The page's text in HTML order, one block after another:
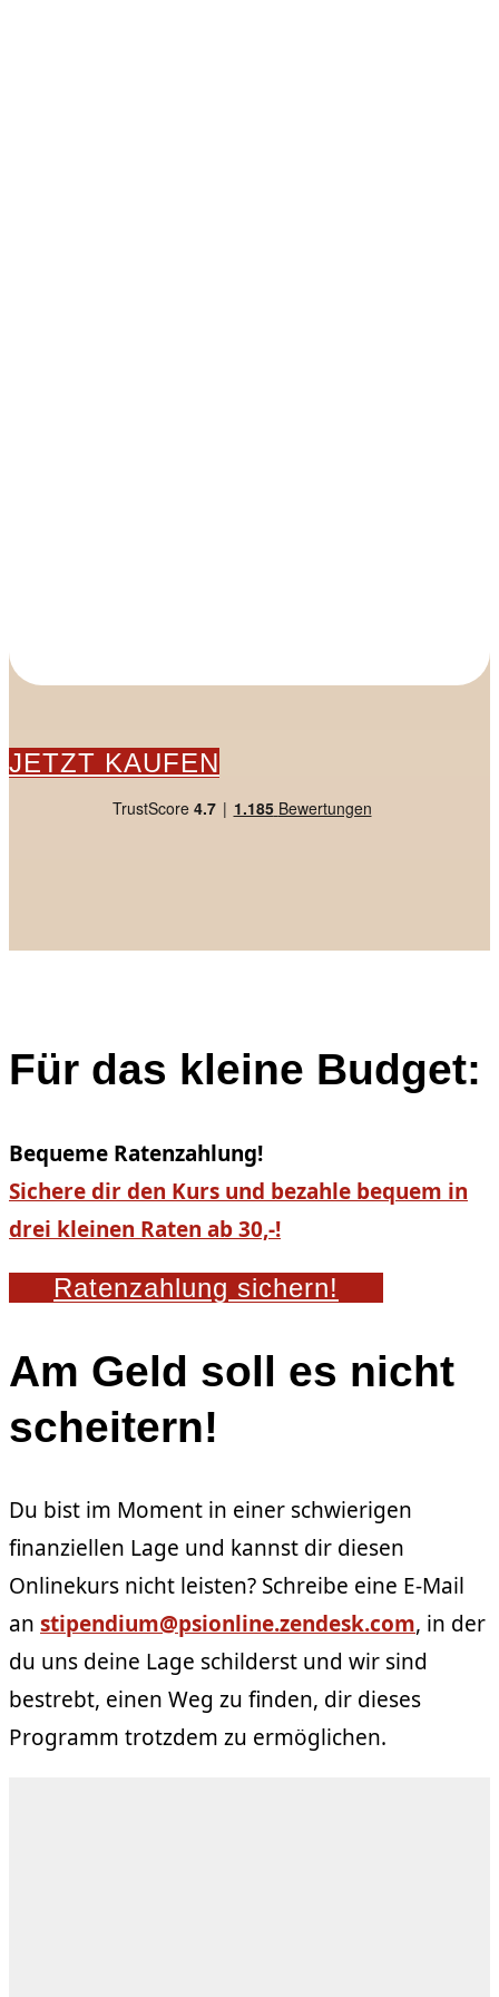
JETZT KAUFEN
Für das kleine Budget:
Bequeme Ratenzahlung!
Sichere dir den Kurs und bezahle bequem in
drei kleinen Raten ab 30,-!
Ratenzahlung sichern!
Am Geld soll es nicht
scheitern!
Du bist im Moment in einer schwierigen
finanziellen Lage und kannst dir diesen
Onlinekurs nicht leisten? Schreibe eine E-Mail
an stipendium@psionline.zendesk.com, in der
du uns deine Lage schilderst und wir sind
bestrebt, einen Weg zu finden, dir dieses
Programm trotzdem zu ermöglichen.